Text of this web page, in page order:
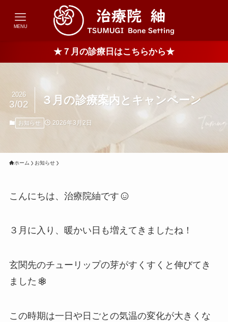
MENU
★７月の診療日はこちらから★
３月の診療案内とキャンペーン
2026
3/02
お知らせ 2026年3月2日
ホーム お知らせ
こんにちは、治療院紬です
３月に入り、暖かい日も増えてきましたね！
玄関先のチューリップの芽がすくすくと伸びてき
ました
この時期は一日や日ごとの気温の変化が大きくな